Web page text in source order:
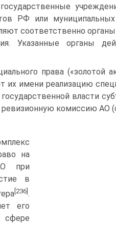
РФ или
соответственно органы
Указанные органы
права («золотой
имени реализацию
власти
ревизионную комиссию АО
на
при
в
[236] .
его